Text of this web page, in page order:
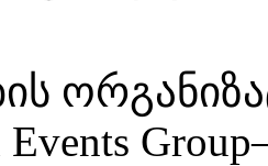
Events